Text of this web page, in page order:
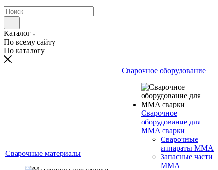
Каталог
По всему сайту
По каталогу
Сварочные материалы
Сварочное оборудование
Сварочное
оборудование для
MMA сварки
Сварочные
аппараты MMA
Запасные части
MMA